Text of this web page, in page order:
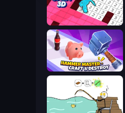
Tile Craft 3D
Hammer Master－Craft & Destroy!